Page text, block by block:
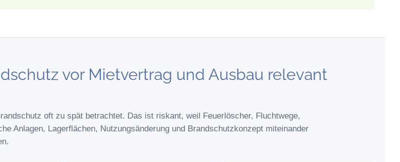
vor Mietvertrag und Ausbau relevant
oft zu spät betrachtet. Das ist riskant, weil Feuerlöscher, Fluchtwege,
Anlagen, Lagerflächen, Nutzungsänderung und Brandschutzkonzept miteinander